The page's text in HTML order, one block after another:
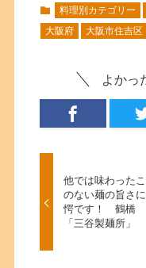
料理別カテゴリー
大阪府
大阪市住吉区
よかっ
他では味わったこ
のない麺の旨さ
愕です！ 鶴橋
「三谷製麺所」